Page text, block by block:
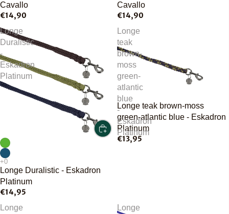
Cavallo
€14,90
Cavallo
€14,90
Longe
Duralistic
-
Eskadron
Platinum
Longe Duralistic - Eskadron
Platinum
€14,95
Longe
teak
brown-
moss
green-
atlantic
blue
-
Eskadron
Platinum
Longe teak brown-moss
green-atlantic blue - Eskadron
Platinum
€13,95
Longe
Longe